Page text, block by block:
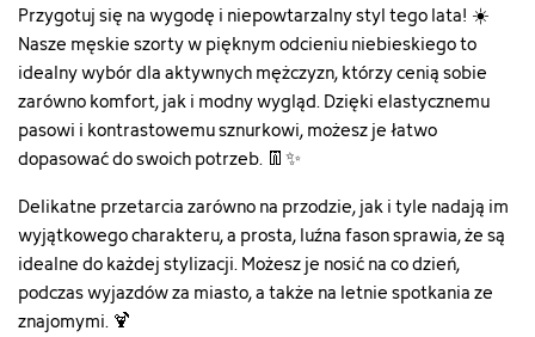
Przygotuj się na wygodę i niepowtarzalny styl tego lata! ☀️
Nasze męskie szorty w pięknym odcieniu niebieskiego to
idealny wybór dla aktywnych mężczyzn, którzy cenią sobie
zarówno komfort, jak i modny wygląd. Dzięki elastycznemu
pasowi i kontrastowemu sznurkowi, możesz je łatwo
dopasować do swoich potrzeb. 👖✨
Delikatne przetarcia zarówno na przodzie, jak i tyle nadają im
wyjątkowego charakteru, a prosta, luźna fason sprawia, że są
idealne do każdej stylizacji. Możesz je nosić na co dzień,
podczas wyjazdów za miasto, a także na letnie spotkania ze
znajomymi. 🍹